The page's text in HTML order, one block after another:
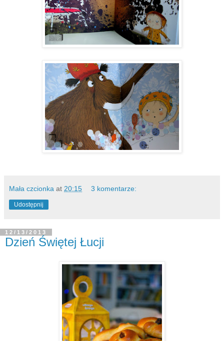
Mała czcionka at 20:15 3 komentarze:
Udostępnij
12/13/2013
Dzień Świętej Łucji